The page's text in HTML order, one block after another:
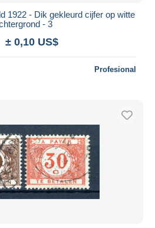
1922 - Dik gekleurd cijfer op witte
- 3
± 0,10 US$
Profesional